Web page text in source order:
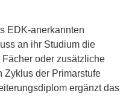
EDK-anerkannten
an ihr Studium die
oder zusätzliche
Zyklus der Primarstufe
ergänzt das